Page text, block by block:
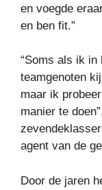
en voegde
en ben fit.”
“Soms als ik in
teamgenoten
maar ik
manier te
agent van de
Door de jaren